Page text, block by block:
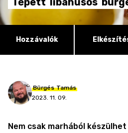
Hozzávalók
Bürgés Tamás
2023. 11. 09.
Nem csak marhából